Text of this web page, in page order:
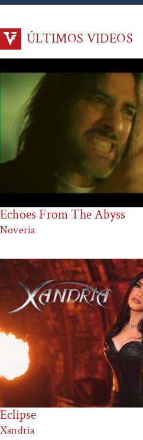
ÚLTIMOS VIDEOS
Echoes From The Abyss
Noveria
Eclipse
Xandria